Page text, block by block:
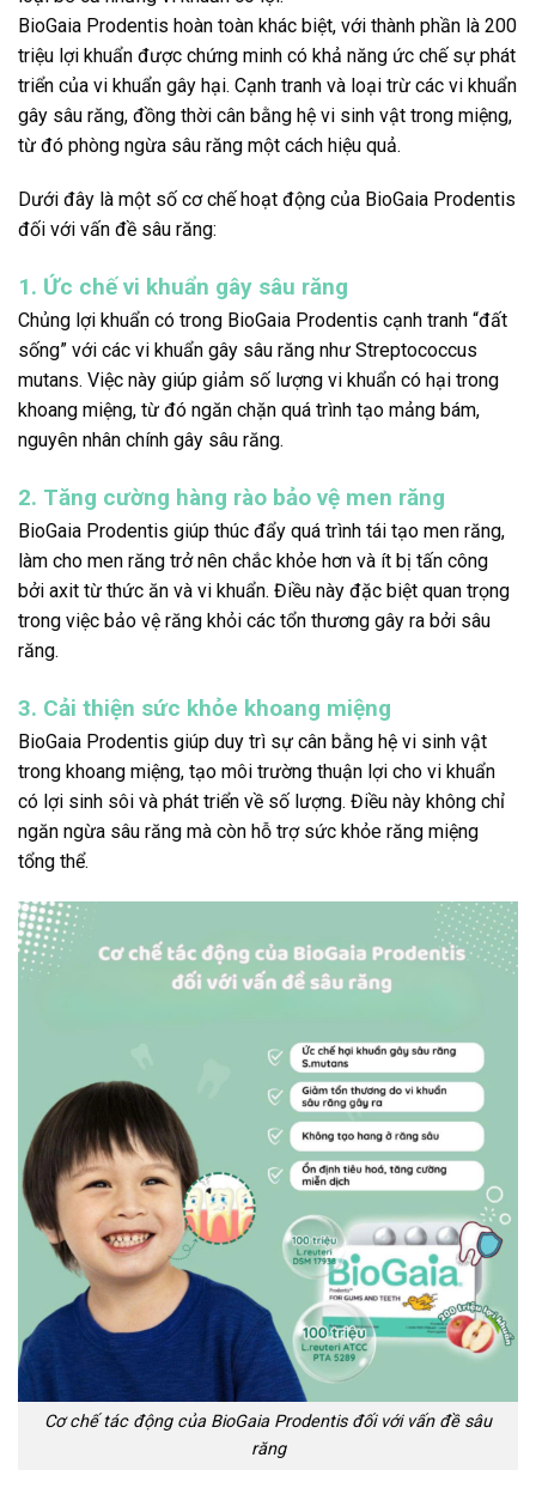
BioGaia Prodentis hoàn toàn khác biệt, với thành phần là 200
triệu lợi khuẩn được chứng minh có khả năng ức chế sự phát
triển của vi khuẩn gây hại. Cạnh tranh và loại trừ các vi khuẩn
gây sâu răng, đồng thời cân bằng hệ vi sinh vật trong miệng,
từ đó phòng ngừa sâu răng một cách hiệu quả.
Dưới đây là một số cơ chế hoạt động của BioGaia Prodentis
đối với vấn đề sâu răng:
1. Ức chế vi khuẩn gây sâu răng
Chủng lợi khuẩn có trong BioGaia Prodentis cạnh tranh “đất
sống” với các vi khuẩn gây sâu răng như Streptococcus
mutans. Việc này giúp giảm số lượng vi khuẩn có hại trong
khoang miệng, từ đó ngăn chặn quá trình tạo mảng bám,
nguyên nhân chính gây sâu răng.
2. Tăng cường hàng rào bảo vệ men răng
BioGaia Prodentis giúp thúc đẩy quá trình tái tạo men răng,
làm cho men răng trở nên chắc khỏe hơn và ít bị tấn công
bởi axit từ thức ăn và vi khuẩn. Điều này đặc biệt quan trọng
trong việc bảo vệ răng khỏi các tổn thương gây ra bởi sâu
răng.
3. Cải thiện sức khỏe khoang miệng
BioGaia Prodentis giúp duy trì sự cân bằng hệ vi sinh vật
trong khoang miệng, tạo môi trường thuận lợi cho vi khuẩn
có lợi sinh sôi và phát triển về số lượng. Điều này không chỉ
ngăn ngừa sâu răng mà còn hỗ trợ sức khỏe răng miệng
tổng thể.
Cơ chế tác động của BioGaia Prodentis đối với vấn đề sâu
răng